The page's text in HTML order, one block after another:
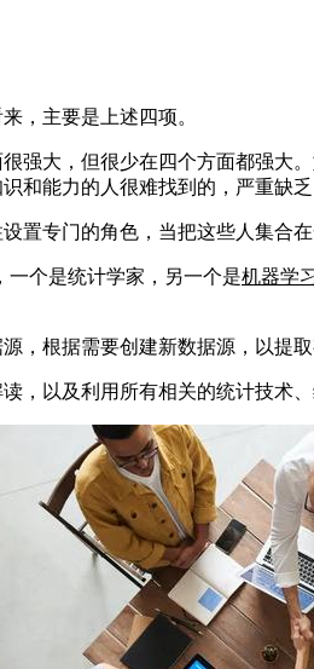
，主要是上述四项。
强大，但很少在四个方面都强
和能力的人很难找到的，严重缺乏
置专门的角色，当把这些人集合
个是统计学家，另一个是机器学
，根据需要创建新数据源，以提
，以及利用所有相关的统计技术